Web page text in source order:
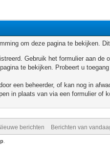
om deze pagina te bekijken.
Gebruik het formulier aan
te bekijken. Probeert u
een beheerder, of kan nog in
in plaats van via een formulier of
berichten Berichten van
.